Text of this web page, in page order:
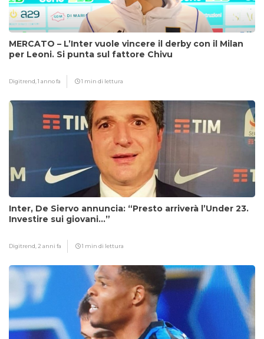
MERCATO – L’Inter vuole vincere il derby con il Milan
per Leoni. Si punta sul fattore Chivu
Digitrend,1 anno fa 1 min di lettura
Inter, De Siervo annuncia: “Presto arriverà l’Under 23.
Investire sui giovani…”
Digitrend, 2 anni fa 1 min di lettura